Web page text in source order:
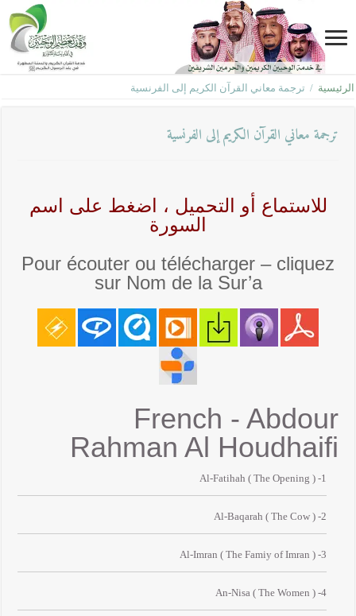
الرئيسية / ترجمة معاني القرآن الكريم إلى الفرنسية
ترجمة معاني القرآن الكريم إلى الفرنسية
للاستماع أو التحميل ، اضغط على اسم
السورة
Pour écouter ou télécharger – cliquez
sur Nom de la Sur’a
French - Abdour
Rahman Al Houdhaifi
1- Al-Fatihah ( The Opening )
2- Al-Baqarah ( The Cow )
3- Al-Imran ( The Famiy of Imran )
4- An-Nisa ( The Women )